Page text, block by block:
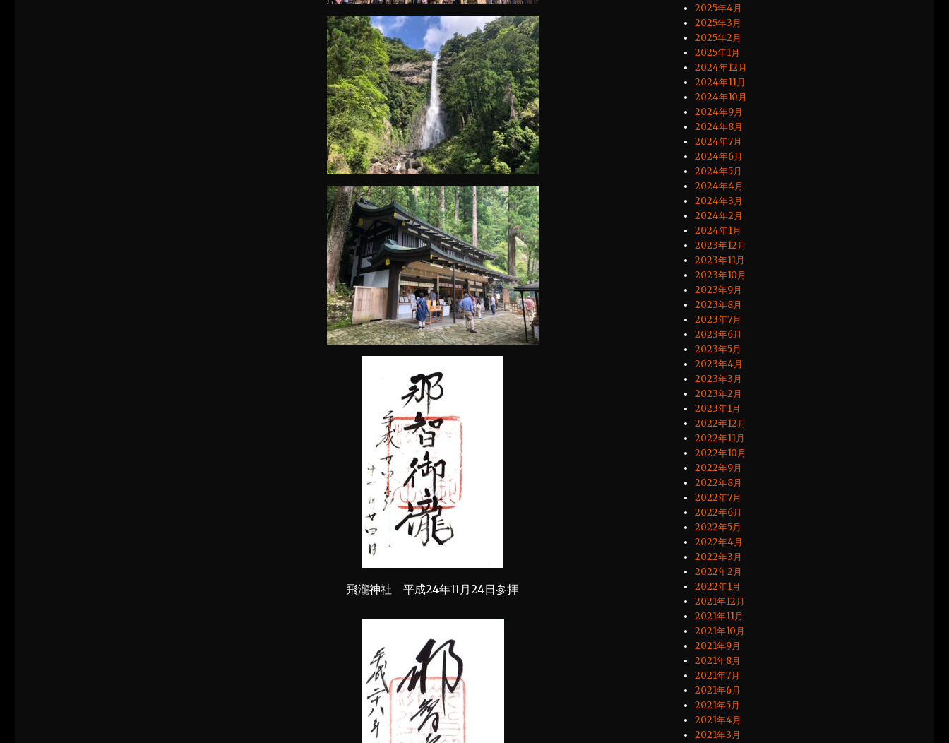
飛瀧神社 平成24年11月24日参拝
2025年4月
2025年3月
2025年2月
2025年1月
2024年12月
2024年11月
2024年10月
2024年9月
2024年8月
2024年7月
2024年6月
2024年5月
2024年4月
2024年3月
2024年2月
2024年1月
2023年12月
2023年11月
2023年10月
2023年9月
2023年8月
2023年7月
2023年6月
2023年5月
2023年4月
2023年3月
2023年2月
2023年1月
2022年12月
2022年11月
2022年10月
2022年9月
2022年8月
2022年7月
2022年6月
2022年5月
2022年4月
2022年3月
2022年2月
2022年1月
2021年12月
2021年11月
2021年10月
2021年9月
2021年8月
2021年7月
2021年6月
2021年5月
2021年4月
2021年3月